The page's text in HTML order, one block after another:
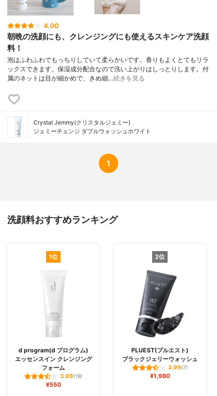
フェロール、アルギニン、ポリクオタニウ
ム-39、トリ(カプリル酸/カプリン酸)グリ
ルタイン、ステアロイルラクチレートNa、
ステアリン酸グリセリル(SE)、ペンタステ
コール、水酸化K、リン酸Na、グリコール
酸Na、グルタミン酸ジ酢酸4Na、安息香酸
Na、メチルパラベン、プロピルパラベン
4.00
朝晩の洗顔にも、クレンジングにも使えるスキンケア洗顔
料！
泡はふわふわでもっちりしていて柔らかいです。香りもよくとてもリラ
ックスできます。保湿成分配合なので洗い上がりはしっとりします。付
属のネットは目が細かめで、きめ細…続きを見る
Crystal Jemmy(クリスタルジェミー)
ジェミーチェンジ ダブルウォッシュホワイト
1
洗顔料おすすめランキング
1位
d program(d プログラム)
エッセンスイン クレンジング
フォーム
3.99(19)
¥550
2位
PLUEST(プルエスト)
ブラックジェリーウォッシュ
3.99(7)
¥1,980